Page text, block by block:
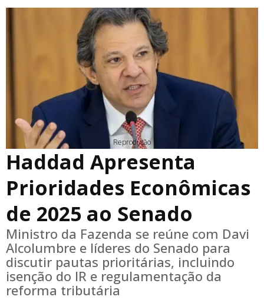
Reprodução
Haddad Apresenta
Prioridades Econômicas
de 2025 ao Senado
Ministro da Fazenda se reúne com Davi
Alcolumbre e líderes do Senado para
discutir pautas prioritárias, incluindo
isenção do IR e regulamentação da
reforma tributária